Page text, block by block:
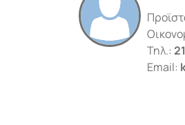
Τηλ.:
Email: